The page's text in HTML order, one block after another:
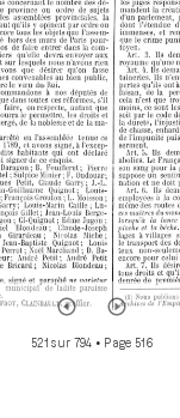
521 sur 794 • Page 516